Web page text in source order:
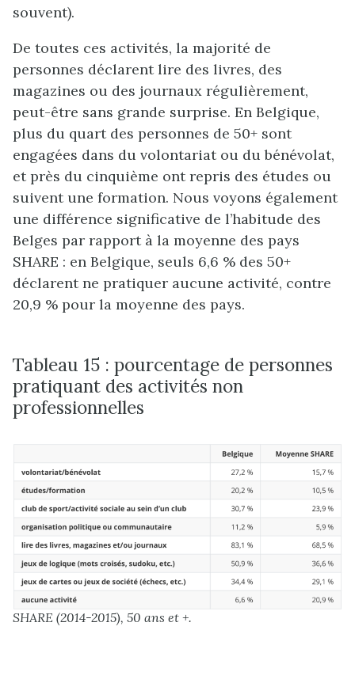
souvent).
De toutes ces activités, la majorité de
personnes déclarent lire des livres, des
magazines ou des journaux régulièrement,
peut-être sans grande surprise. En Belgique,
plus du quart des personnes de 50+ sont
engagées dans du volontariat ou du bénévolat,
et près du cinquième ont repris des études ou
suivent une formation. Nous voyons également
une différence significative de l’habitude des
Belges par rapport à la moyenne des pays
SHARE : en Belgique, seuls 6,6 % des 50+
déclarent ne pratiquer aucune activité, contre
20,9 % pour la moyenne des pays.
Tableau 15 : pourcentage de personnes
pratiquant des activités non
professionnelles
SHARE (2014-2015), 50 ans et +.